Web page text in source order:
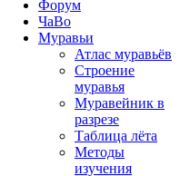
Форум
ЧаВо
Муравьи
Атлас муравьёв
Строение
муравья
Муравейник в
разрезе
Таблица лёта
Методы
изучения